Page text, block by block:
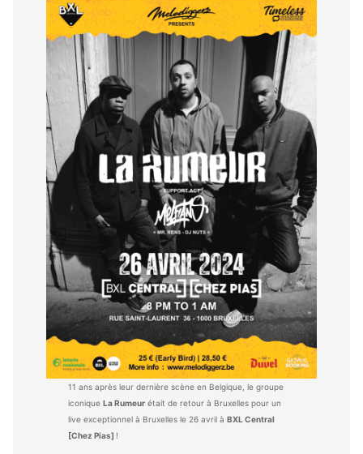
11 ans après leur dernière scène en Belgique, le groupe
iconique La Rumeurétait de retour à Bruxelles pour un
live exceptionnel à Bruxelles le 26 avril à BXL Central
[Chez Pias] !